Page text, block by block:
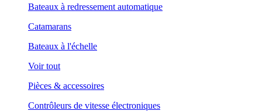
Bateaux à redressement automatique
Catamarans
Bateaux à l'échelle
Voir tout
Pièces & accessoires
Contrôleurs de vitesse électroniques